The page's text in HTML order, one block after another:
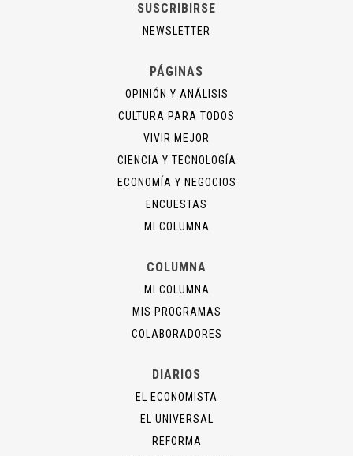
SUSCRIBIRSE
NEWSLETTER
PÁGINAS
OPINIÓN Y ANÁLISIS
CULTURA PARA TODOS
VIVIR MEJOR
CIENCIA Y TECNOLOGÍA
ECONOMÍA Y NEGOCIOS
ENCUESTAS
MI COLUMNA
COLUMNA
MI COLUMNA
MIS PROGRAMAS
COLABORADORES
DIARIOS
EL ECONOMISTA
EL UNIVERSAL
REFORMA